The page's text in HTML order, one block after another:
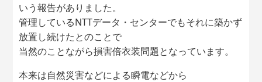
いう報告がありました。
管理しているNTTデータ・センターでもそれに築かず
放置し続けたとのことで
当然のことながら損害倍衣装問題となっています。
本来は自然災害などによる瞬電などから